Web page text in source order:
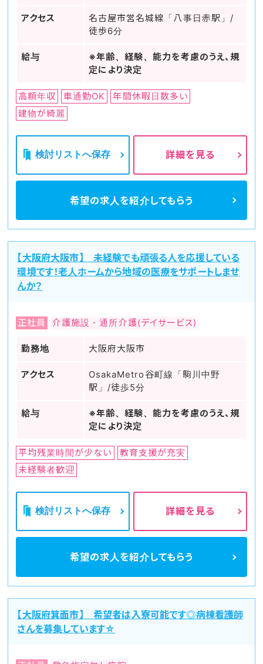
アクセス
名古屋市営名城線「八事日赤駅」/
徒歩6分
給与
※年齢、経験、能力を考慮のうえ、規
定により決定
高額年収 車通勤OK
年間休暇日数多い
建物が綺麗
検討リストへ保存 詳細を見る
希望の求人を紹介してもらう
【大阪府大阪市】 未経験でも頑張る人を応援している
環境です！老人ホームから地域の医療をサポートしませ
んか？
正社員 介護施設・通所介護(デイサービス)
勤務地 大阪府大阪市
アクセス
OsakaMetro谷町線「駒川中野
駅」/徒歩5分
給与
※年齢、経験、能力を考慮のうえ、規
定により決定
平均残業時間が少ない
教育支援が充実
未経験者歓迎
検討リストへ保存 詳細を見る
希望の求人を紹介してもらう
【大阪府箕面市】 希望者は入寮可能です◎病棟看護師
さんを募集しています☆